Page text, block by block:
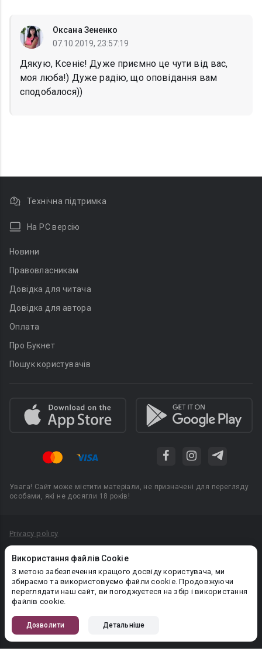
Оксана Зененко
07.10.2019, 23:57:19
Дякую, Ксеніє! Дуже приємно це чути від вас,
моя люба!) Дуже радію, що оповідання вам
сподобалося))
Використання файлів Cookie
З метою забезпечення кращого досвіду користувача, ми
збираємо та використовуємо файли cookie. Продовжуючи
переглядати наш сайт, ви погоджуєтеся на збір і використання
файлів cookie.
Дозволити Детальніше
Технічна підтримка
На PC версію
Новини
Правовласникам
Довідка для читача
Довідка для автора
Оплата
Про Букнет
Пошук користувачів
Увага! Сайт може містити матеріали, не призначені для перегляду
особами, які не досягли 18 років!
Privacy policy
Політика конфіденційності
Правила публікації авторського контенту
PR-вiддiл: pr@booknet.com
© 2026 Booknet. Всі права захищено.